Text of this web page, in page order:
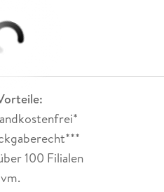
100 Filialen